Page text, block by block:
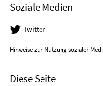
Soziale Medien
Twitter
Hinweise zur Nutzung sozialer
Diese Seite